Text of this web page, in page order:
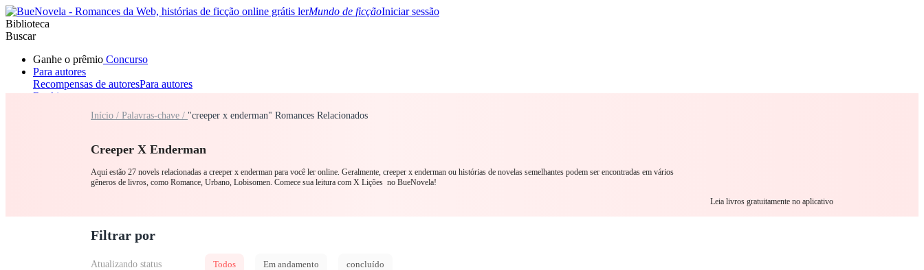
Mundo de ficçãoIniciar sessão
Biblioteca
Buscar
Ganhe o prêmio Concurso
Para autores
Recompensas de autoresPara autores
Ranking
RomanceLobisomemMáfiaSistema
Início / Palavras-chave / "creeper x enderman" Romances Relacionados
Creeper X Enderman
Aqui estão 27 novels relacionadas a creeper x enderman para você ler online. Geralmente, creeper x enderman ou histórias de novelas semelhantes podem ser encontradas em vários
gêneros de livros, como Romance, Urbano, Lobisomen. Comece sua leitura com X Lições no BueNovela!
Leia livros gratuitamente no aplicativo
Filtrar por
Atualizando status Todos Em andamento concluído